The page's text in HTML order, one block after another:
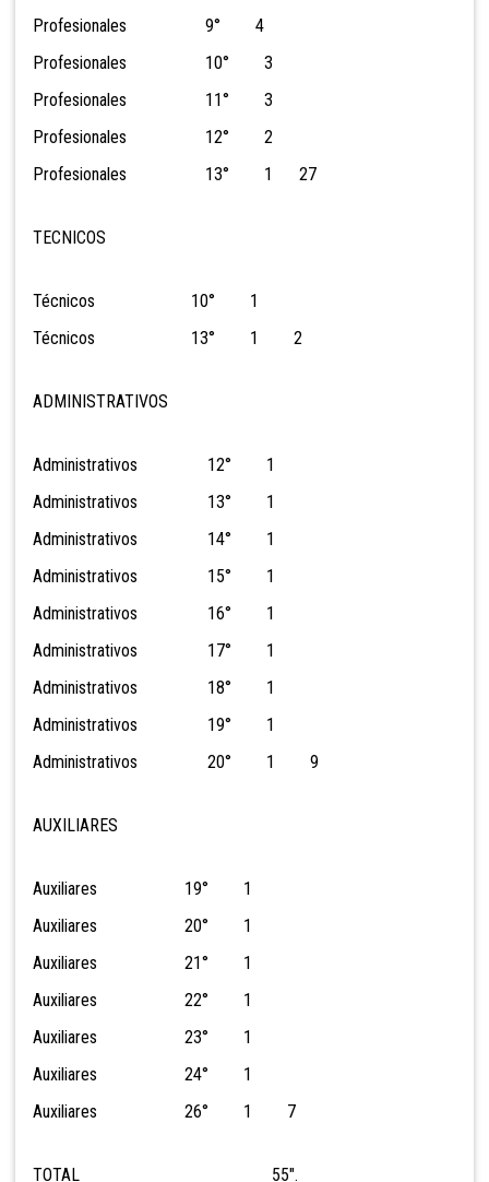
Profesionales 9° 4
Profesionales 10° 3
Profesionales 11° 3
Profesionales 12° 2
Profesionales 13° 1 27
TECNICOS
Técnicos 10° 1
Técnicos 13° 1 2
ADMINISTRATIVOS
Administrativos 12° 1
Administrativos 13° 1
Administrativos 14° 1
Administrativos 15° 1
Administrativos 16° 1
Administrativos 17° 1
Administrativos 18° 1
Administrativos 19° 1
Administrativos 20° 1 9
AUXILIARES
Auxiliares 19° 1
Auxiliares 20° 1
Auxiliares 21° 1
Auxiliares 22° 1
Auxiliares 23° 1
Auxiliares 24° 1
Auxiliares 26° 1 7
TOTAL 55".